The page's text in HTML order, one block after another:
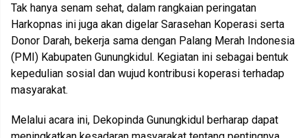
Tak hanya senam sehat, dalam rangkaian peringatan
Harkopnas ini juga akan digelar Sarasehan Koperasi serta
Donor Darah, bekerja sama dengan Palang Merah Indonesia
(PMI) Kabupaten Gunungkidul. Kegiatan ini sebagai bentuk
kepedulian sosial dan wujud kontribusi koperasi terhadap
masyarakat.
Melalui acara ini, Dekopinda Gunungkidul berharap dapat